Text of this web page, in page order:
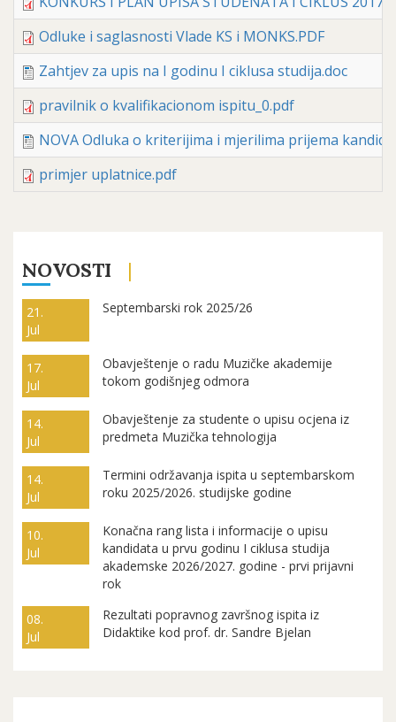
Odluke i saglasnosti Vlade KS i MONKS.PDF
Zahtjev za upis na I godinu I ciklusa studija.doc
pravilnik o kvalifikacionom ispitu_0.pdf
NOVA Odluka o kriterijima i mjerilima prijema
primjer uplatnice.pdf
NOVOSTI
21.
Jul
Septembarski rok 2025/26
17.
Jul
Obavještenje o radu Muzičke akademije
tokom godišnjeg odmora
14.
Jul
Obavještenje za studente o upisu ocjena iz
predmeta Muzička tehnologija
14.
Jul
Termini održavanja ispita u septembarskom
roku 2025/2026. studijske godine
10.
Jul
Konačna rang lista i informacije o upisu
kandidata u prvu godinu I ciklusa studija
akademske 2026/2027. godine - prvi prijavni
rok
08.
Jul
Rezultati popravnog završnog ispita iz
Didaktike kod prof. dr. Sandre Bjelan